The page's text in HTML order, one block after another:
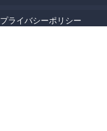
プライバシーポリシー